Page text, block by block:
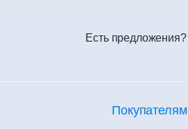
Есть предложения?
Покупателям